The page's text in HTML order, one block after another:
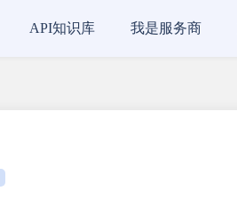
API知识库 我是服务商